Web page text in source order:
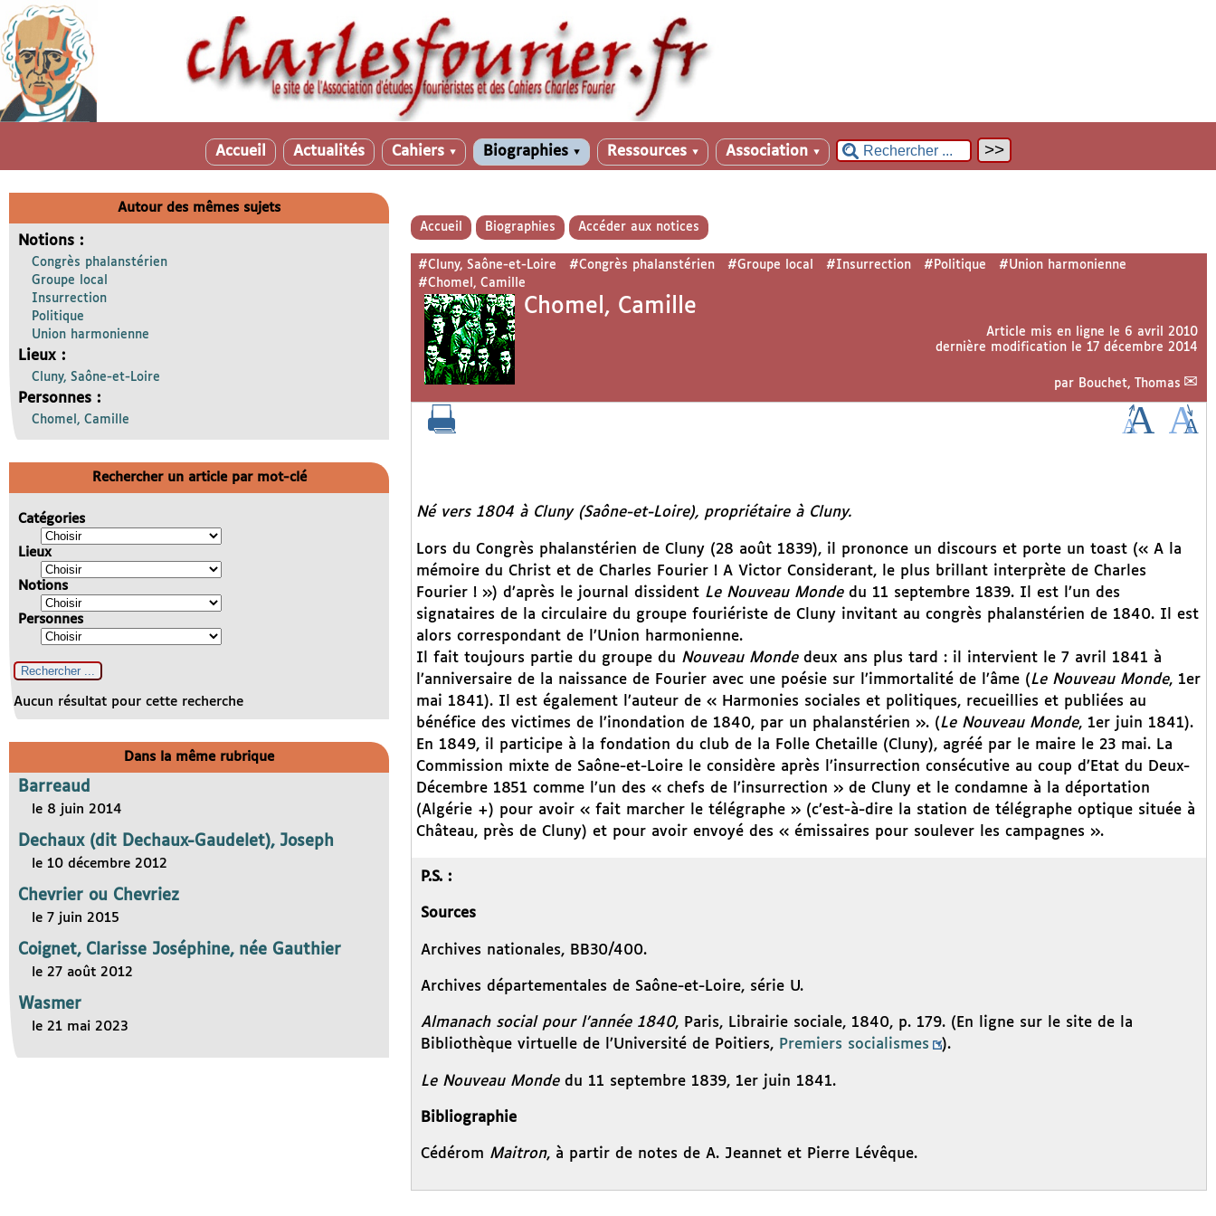
Accueil Actualités Cahiers ▼ Biographies ▼ Ressources ▼ Association ▼
Accueil Biographies Accéder aux notices
#Cluny, Saône-et-Loire #Congrès phalanstérien #Groupe local #Insurrection #Politique
#Union harmonienne
#Chomel, Camille
Chomel, Camille
Article mis en ligne le 6 avril 2010
dernière modification le 17 décembre 2014
par Bouchet, Thomas
Né vers 1804 à Cluny (Saône-et-Loire), propriétaire à Cluny.
Lors du Congrès phalanstérien de Cluny (28 août 1839), il prononce un discours et porte un toast (« A la
mémoire du Christ et de Charles Fourier ! A Victor Considerant, le plus brillant interprète de Charles
Fourier ! ») d’après le journal dissident Le Nouveau Mondedu 11 septembre 1839. Il est l’un des
signataires de la circulaire du groupe fouriériste de Cluny invitant au congrès phalanstérien de 1840. Il est
alors correspondant de l’Union harmonienne.
Il fait toujours partie du groupe du Nouveau Mondedeux ans plus tard : il intervient le 7 avril 1841 à
l’anniversaire de la naissance de Fourier avec une poésie sur l’immortalité de l’âme (Le Nouveau Monde, 1er
mai 1841). Il est également l’auteur de « Harmonies sociales et politiques, recueillies et publiées au
bénéfice des victimes de l’inondation de 1840, par un phalanstérien ». (Le Nouveau Monde, 1er juin 1841).
En 1849, il participe à la fondation du club de la Folle Chetaille (Cluny), agréé par le maire le 23 mai. La
Commission mixte de Saône-et-Loire le considère après l’insurrection consécutive au coup d’Etat du Deux-
Décembre 1851 comme l’un des « chefs de l’insurrection » de Cluny et le condamne à la déportation
(Algérie +) pour avoir « fait marcher le télégraphe » (c’est-à-dire la station de télégraphe optique située à
Château, près de Cluny) et pour avoir envoyé des « émissaires pour soulever les campagnes ».
P.S. :
Sources
Archives nationales, BB30/400.
Archives départementales de Saône-et-Loire, série U.
Almanach social pour l’année 1840, Paris, Librairie sociale, 1840, p. 179. (En ligne sur le site de la
Bibliothèque virtuelle de l’Université de Poitiers, Premiers socialismes ).
Le Nouveau Mondedu 11 septembre 1839, 1er juin 1841.
Bibliographie
Cédérom Maitron, à partir de notes de A. Jeannet et Pierre Lévêque.
Autour des mêmes sujets
Notions :
Congrès phalanstérien
Groupe local
Insurrection
Politique
Union harmonienne
Lieux :
Cluny, Saône-et-Loire
Personnes :
Chomel, Camille
Rechercher un article par mot-clé
Catégories
Lieux
Notions
Personnes
Aucun résultat pour cette recherche
Dans la même rubrique
Barreaud
le 8 juin 2014
Dechaux (dit Dechaux-Gaudelet), Joseph
le 10 décembre 2012
Chevrier ou Chevriez
le 7 juin 2015
Coignet, Clarisse Joséphine, née Gauthier
le 27 août 2012
Wasmer
le 21 mai 2023